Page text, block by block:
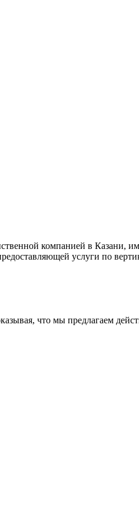
компанией в Казани,
услуги по
что мы предлагаем